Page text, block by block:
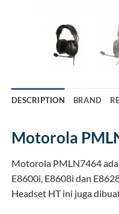
DESCRIPTION BRAND
Motorola
Motorola PMLN7464
E8600i, E8608i dan
Headset HT ini juga